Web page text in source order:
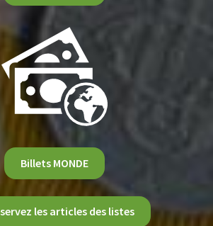
Billets MONDE
les articles des listes